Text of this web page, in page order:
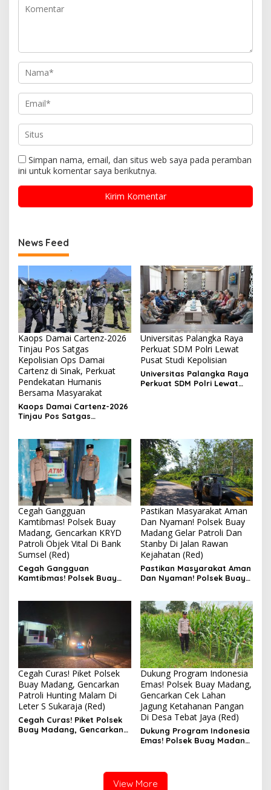
Simpan nama, email, dan situs web saya pada peramban
ini untuk komentar saya berikutnya.
News Feed
Kaops Damai Cartenz-2026
Tinjau Pos Satgas
Kepolisian Ops Damai
Cartenz di Sinak, Perkuat
Pendekatan Humanis
Bersama Masyarakat
Kaops Damai Cartenz-2026
Tinjau Pos Satgas
Pendekatan Humanis
Bersama Masyarakat
Universitas Palangka Raya
Perkuat SDM Polri Lewat
Pusat Studi Kepolisian
Universitas Palangka Raya
Perkuat SDM Polri Lewat
Cegah Gangguan
Kamtibmas! Polsek Buay
Madang, Gencarkan KRYD
Patroli Objek Vital Di Bank
Sumsel (Red)
Cegah Gangguan
Kamtibmas! Polsek Buay
Pastikan Masyarakat Aman
Dan Nyaman! Polsek Buay
Madang Gelar Patroli Dan
Stanby Di Jalan Rawan
Kejahatan (Red)
Pastikan Masyarakat Aman
Dan Nyaman! Polsek Buay
Kejahatan
Cegah Curas! Piket Polsek
Buay Madang, Gencarkan
Patroli Hunting Malam Di
Leter S Sukaraja (Red)
Cegah Curas! Piket Polsek
Buay Madang, Gencarkan
Dukung Program Indonesia
Emas! Polsek Buay Madang,
Gencarkan Cek Lahan
Jagung Ketahanan Pangan
Di Desa Tebat Jaya (Red)
Dukung Program Indonesia
Emas! Polsek Buay Madang,
View More